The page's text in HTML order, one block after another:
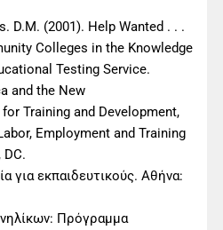
D.M. (2001). Help Wanted . . .
Colleges in the Knowledge
Testing Service.
and the New
Training and Development,
Employment and Training
για εκπαιδευτικούς. Αθήνα:
Πρόγραμμα